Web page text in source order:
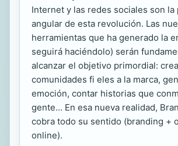
Internet y las redes sociales son la
angular de esta revolución. Las
herramientas que ha generado la
seguirá haciéndolo) serán
alcanzar el objetivo primordial:
comunidades fi eles a la marca,
emoción, contar historias que
gente... En esa nueva realidad,
cobra todo su sentido (branding +
online).